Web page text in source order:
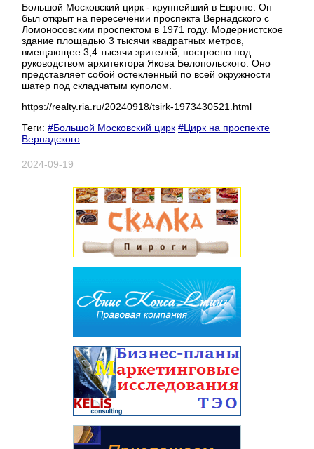
Большой Московский цирк - крупнейший в Европе. Он
был открыт на пересечении проспекта Вернадского с
Ломоносовским проспектом в 1971 году. Модернистское
здание площадью 3 тысячи квадратных метров,
вмещающее 3,4 тысячи зрителей, построено под
руководством архитектора Якова Белопольского. Оно
представляет собой остекленный по всей окружности
шатер под складчатым куполом.
https://realty.ria.ru/20240918/tsirk-1973430521.html
Теги: #Большой Московский цирк #Цирк на проспекте
Вернадского
2024-09-19